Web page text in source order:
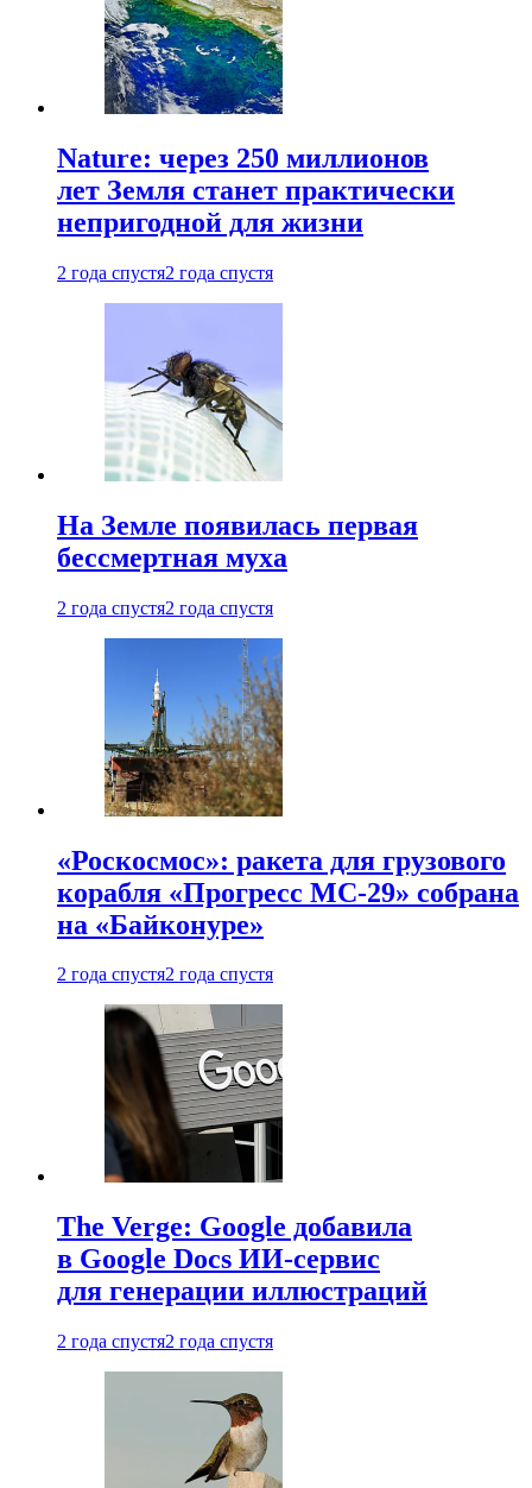
Nature: через 250 миллионов
лет Земля станет практически
непригодной для жизни
2 года спустя2 года спустя
На Земле появилась первая
бессмертная муха
2 года спустя2 года спустя
«Роскосмос»: ракета для грузового
корабля «Прогресс МС-29» собрана
на «Байконуре»
2 года спустя2 года спустя
The Verge: Google добавила
в Google Docs ИИ-сервис
для генерации иллюстраций
2 года спустя2 года спустя